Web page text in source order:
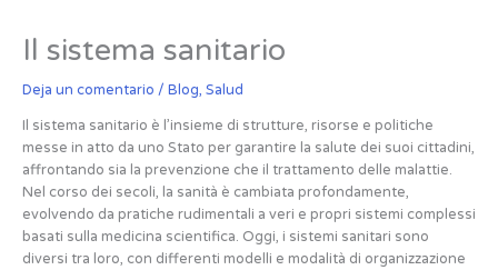
Il sistema sanitario
Deja un comentario / Blog, Salud
Il sistema sanitario è l’insieme di strutture, risorse e politiche
messe in atto da uno Stato per garantire la salute dei suoi cittadini,
affrontando sia la prevenzione che il trattamento delle malattie.
Nel corso dei secoli, la sanità è cambiata profondamente,
evolvendo da pratiche rudimentali a veri e propri sistemi complessi
basati sulla medicina scientifica. Oggi, i sistemi sanitari sono
diversi tra loro, con differenti modelli e modalità di organizzazione